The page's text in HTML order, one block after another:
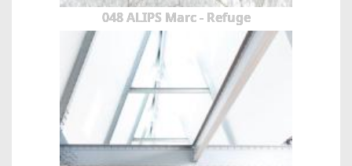
048 ALIPS Marc - Refuge